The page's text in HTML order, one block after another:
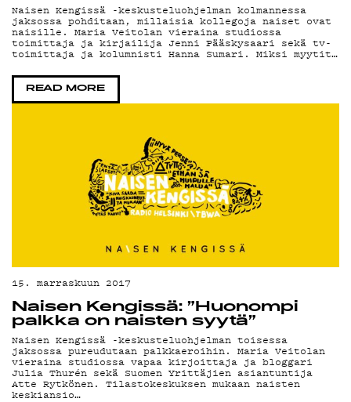
Naisen Kengissä -keskusteluohjelman kolmannessa
jaksossa pohditaan, millaisia kollegoja naiset ovat
naisille. Maria Veitolan vieraina studiossa
toimittaja ja kirjailija Jenni Pääskysaari sekä tv-
toimittaja ja kolumnisti Hanna Sumari. Miksi myytit…
READ MORE
15. marraskuun 2017
Naisen Kengissä: ”Huonompi
palkka on naisten syytä”
Naisen Kengissä -keskusteluohjelman toisessa
jaksossa pureudutaan palkkaeroihin. Maria Veitolan
vieraina studiossa vapaa kirjoittaja ja bloggari
Julia Thurén sekä Suomen Yrittäjien asiantuntija
Atte Rytkönen. Tilastokeskuksen mukaan naisten
keskiansio…